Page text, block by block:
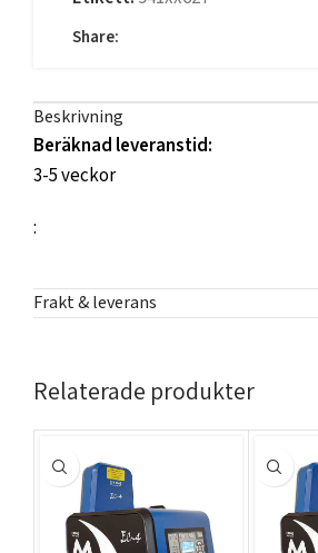
Share:
Beskrivning
Beräknad leveranstid:
3-5 veckor
:
Frakt & leverans
Relaterade produkter